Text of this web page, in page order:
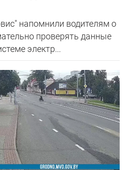
напомнили водителям о
проверять данные
электр...